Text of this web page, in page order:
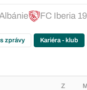
FC Iberia
zprávy Kariéra - klub
Z M